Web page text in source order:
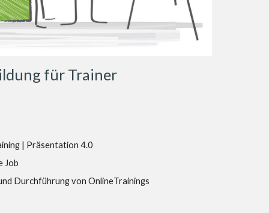
für Trainer
| Präsentation 4.0
Job
Durchführung von OnlineTrainings